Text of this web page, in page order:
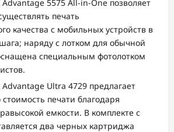
Advantage 5575 All-in-One позволяет
печать
качества с мобильных устройств в
наряду с лотком для обычной
специальным фотолотком
Advantage Ultra 4729 предлагает
печати благодаря
емкости. В комплекте с
два черных картриджа